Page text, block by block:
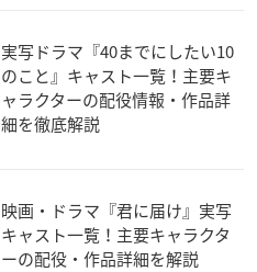
実写ドラマ『40までにしたい10
のこと』キャスト一覧！主要キ
ャラクターの配役情報・作品詳
細を徹底解説
映画・ドラマ『君に届け』実写
キャスト一覧！主要キャラクタ
ーの配役・作品詳細を解説